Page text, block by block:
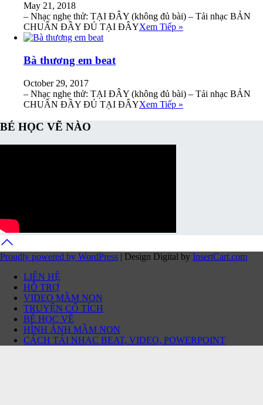
May 21, 2018
– Nhạc nghe thử: TẠI ĐÂY (không đủ bài) – Tải nhạc BẢN
CHUẨN ĐẦY ĐỦ TẠI ĐÂYXem Tiếp »
Bà thương em beat
October 29, 2017
– Nhạc nghe thử: TẠI ĐÂY (không đủ bài) – Tải nhạc BẢN
CHUẨN ĐẦY ĐỦ TẠI ĐÂYXem Tiếp »
BÉ HỌC VẼ NÀO
Proudly powered by WordPress | Design Digital by InsertCart.com
LIÊN HỆ
HỖ TRỢ
VIDEO MẦM NON
TRUYỆN CỔ TÍCH
BÉ HỌC VẼ
HÌNH ẢNH MẦM NON
CÁCH TẢI NHẠC BEAT, VIDEO, POWERPOINT